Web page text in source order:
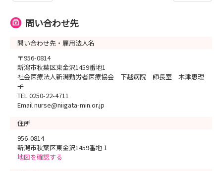
問い合わせ先
問い合わせ先・雇用法人名
〒956-0814
新潟市秋葉区東金沢1459番地1
社会医療法人新潟勤労者医療協会 下越病院 師長室 木津恵理
子
TEL 0250-22-4711
Email nurse@niigata-min.or.jp
住所
956-0814
新潟市秋葉区東金沢1459番地１
地図を確認する